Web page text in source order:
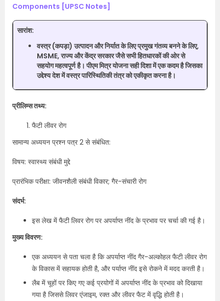
Components [UPSC Notes]
सारांश:
वस्त्र (कपड़ा) उत्पादन और निर्यात के लिए प्रमुख गंतव्य बनने के लिए,
MSME, राज्य और केंद्र सरकार जैसे सभी हितधारकों की ओर से
सहयोग महत्वपूर्ण है। पीएम मित्र योजना सही दिशा में एक कदम है जिसका
उद्देश्य देश में वस्त्र पारिस्थितिकी तंत्र को एकीकृत करना है।
प्रीलिम्स तथ्य:
फैटी लीवर रोग
सामान्य अध्ययन प्रश्न पत्र 2 से संबंधित:
विषय: स्वास्थ्य संबंधी मुद्दे
प्रारंभिक परीक्षा: जीवनशैली संबंधी विकार; गैर-संचारी रोग
संदर्भ:
इस लेख में फैटी लिवर रोग पर अपर्याप्त नींद के प्रभाव पर चर्चा की गई है।
मुख्य विवरण:
एक अध्ययन से पता चला है कि अपर्याप्त नींद गैर-अल्कोहल फैटी लीवर रोग
के विकास में सहायक होती है, और पर्याप्त नींद इसे रोकने में मदद करती है।
लैब में चूहों पर किए गए कई प्रयोगों में अपर्याप्त नींद के प्रभाव को दिखाया
गया है जिससे लिवर एंजाइम, रक्त और लीवर फैट में वृद्धि होती है।